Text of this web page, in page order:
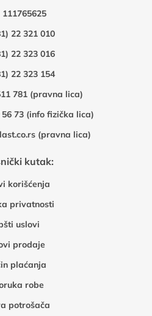
111765625
22 321 010
22 323 016
22 323 154
781 (pravna lica)
56 73 (info fizička lica)
(pravna lica)
kutak:
korišćenja
privatnosti
uslovi
prodaje
plaćanja
robe
potrošača